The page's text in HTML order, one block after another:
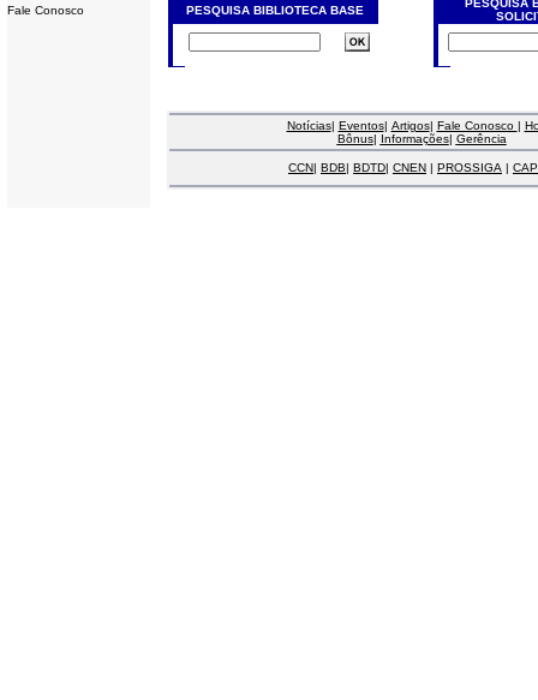
Fale Conosco
PESQUISA BIBLIOTECA BASE
PESQUISA
Notícias| Eventos| Artigos| Fale Conosco |
Bônus| Informações| Gerência
CCN| BDB| BDTD| CNEN | PROSSIGA |